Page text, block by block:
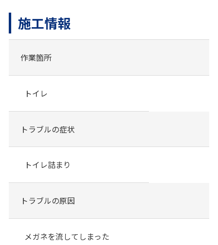
施工情報
作業箇所
トイレ
トラブルの症状
トイレ詰まり
トラブルの原因
メガネを流してしまった